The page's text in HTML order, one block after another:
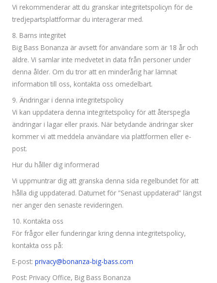
Vi rekommenderar att du granskar integritetspolicyn för de
tredjepartsplattformar du interagerar med.
8. Barns integritet
Big Bass Bonanza är avsett för användare som är 18 år och
äldre. Vi samlar inte medvetet in data från personer under
denna ålder. Om du tror att en minderårig har lämnat
information till oss, kontakta oss omedelbart.
9. Ändringar i denna integritetspolicy
Vi kan uppdatera denna integritetspolicy för att återspegla
ändringar i lagar eller praxis. När betydande ändringar sker
kommer vi att meddela användare via plattformen eller e-
post.
Hur du håller dig informerad
Vi uppmuntrar dig att granska denna sida regelbundet för att
hålla dig uppdaterad. Datumet för ”Senast uppdaterad” längst
ner anger den senaste revideringen.
10. Kontakta oss
För frågor eller funderingar kring denna integritetspolicy,
kontakta oss på:
E-post: privacy@bonanza-big-bass.com
Post: Privacy Office, Big Bass Bonanza